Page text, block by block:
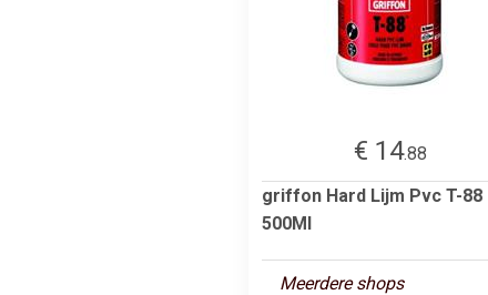
€ 14.88
griffon Hard Lijm Pvc T-88
500Ml
Meerdere shops